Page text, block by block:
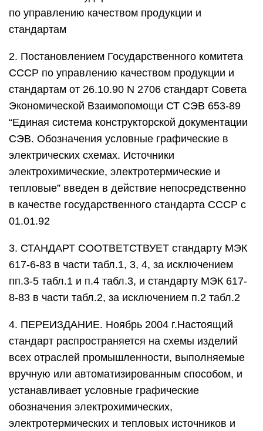
по управлению качеством продукции и
стандартам
2. Постановлением Государственного комитета
СССР по управлению качеством продукции и
стандартам от 26.10.90 N 2706 стандарт Совета
Экономической Взаимопомощи СТ СЭВ 653-89
“Единая система конструкторской документации
СЭВ. Обозначения условные графические в
электрических схемах. Источники
электрохимические, электротермические и
тепловые” введен в действие непосредственно
в качестве государственного стандарта СССР с
01.01.92
3. СТАНДАРТ СООТВЕТСТВУЕТ стандарту МЭК
617-6-83 в части табл.1, 3, 4, за исключением
пп.3-5 табл.1 и п.4 табл.3, и стандарту МЭК 617-
8-83 в части табл.2, за исключением п.2 табл.2
4. ПЕРЕИЗДАНИЕ. Ноябрь 2004 г.Настоящий
стандарт распространяется на схемы изделий
всех отраслей промышленности, выполняемые
вручную или автоматизированным способом, и
устанавливает условные графические
обозначения электрохимических,
электротермических и тепловых источников и